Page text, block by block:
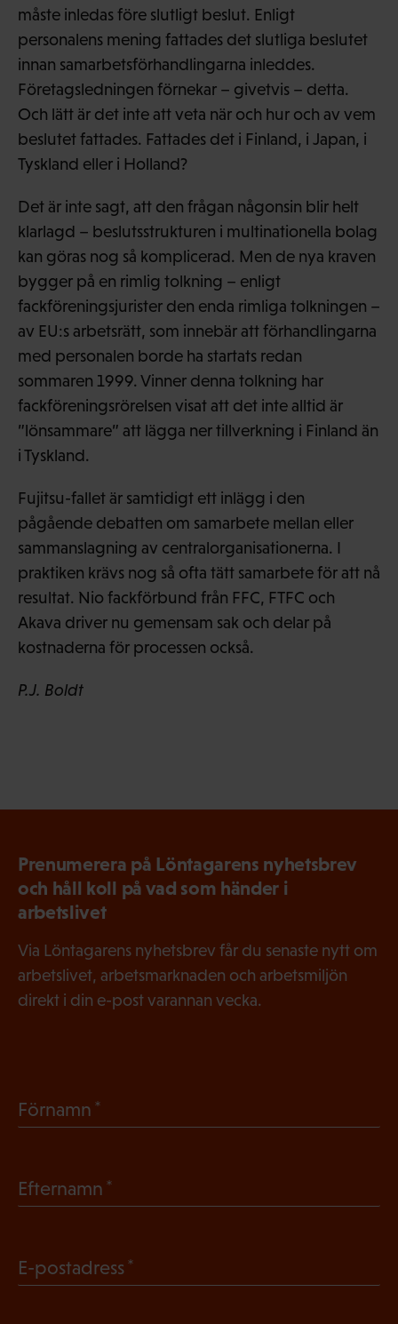
måste inledas före slutligt beslut. Enligt
personalens mening fattades det slutliga beslutet
innan samarbetsförhandlingarna inleddes.
Företagsledningen förnekar – givetvis – detta.
Och lätt är det inte att veta när och hur och av vem
beslutet fattades. Fattades det i Finland, i Japan, i
Tyskland eller i Holland?
Det är inte sagt, att den frågan någonsin blir helt
klarlagd – beslutsstrukturen i multinationella bolag
kan göras nog så komplicerad. Men de nya kraven
bygger på en rimlig tolkning – enligt
fackföreningsjurister den enda rimliga tolkningen –
av EU:s arbetsrätt, som innebär att förhandlingarna
med personalen borde ha startats redan
sommaren 1999. Vinner denna tolkning har
fackföreningsrörelsen visat att det inte alltid är
”lönsammare” att lägga ner tillverkning i Finland än
i Tyskland.
Fujitsu-fallet är samtidigt ett inlägg i den
pågående debatten om samarbete mellan eller
sammanslagning av centralorganisationerna. I
praktiken krävs nog så ofta tätt samarbete för att nå
resultat. Nio fackförbund från FFC, FTFC och
Akava driver nu gemensam sak och delar på
kostnaderna för processen också.
P.J. Boldt
Prenumerera på Löntagarens nyhetsbrev
och håll koll på vad som händer i
arbetslivet
Via Löntagarens nyhetsbrev får du senaste nytt om
arbetslivet, arbetsmarknaden och arbetsmiljön
direkt i din e-post varannan vecka.
Förnamn
a
Efternamn
l
E-postadress